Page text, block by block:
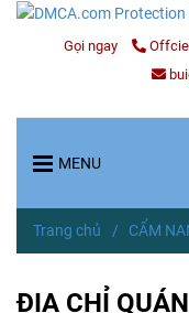
Gọi ngay
MENU
Trang chủ / CẨM
ĐỊA CHỈ